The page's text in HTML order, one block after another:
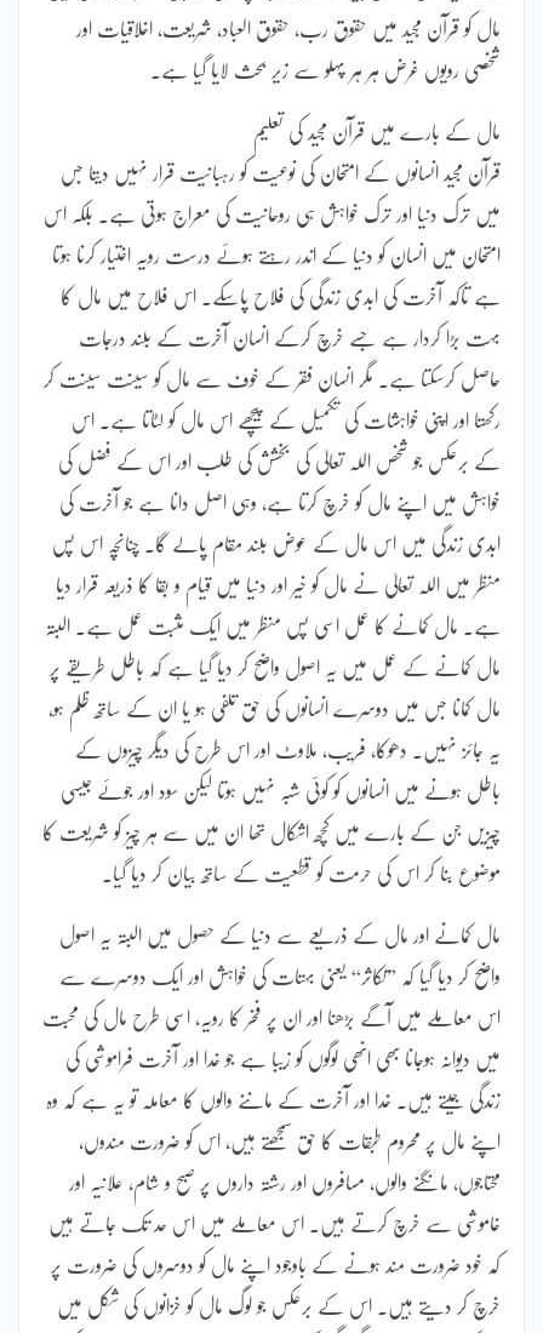
مال کو قرآن مجید میں حقوق رب، حقوق العباد، شریعت، اخلاقیات اور
شخصی رویوں غرض ہر ہر پہلو سے زیر بحث لایا گیا ہے۔
مال کے بارے میں قرآن مجید کی تعلیم
قرآن مجید انسانوں کے امتحان کی نوعیت کو رہبانیت قرار نہیں دیتا جس
میں ترک دنیا اور ترک خواہش ہی روحانیت کی معراج ہوتی ہے۔ بلکہ اس
امتحان میں انسان کو دنیا کے اندر رہتے ہوئے درست رویہ اختیار کرنا ہوتا
ہے تاکہ آخرت کی ابدی زندگی کی فلاح پاسکے۔ اس فلاح میں مال کا
بہت بڑا کردار ہے جسے خرچ کرکے انسان آخرت کے بلند درجات
حاصل کرسکتا ہے۔ مگر انسان فقر کے خوف سے مال کو سینت سینت کر
رکھتا اور اپنی خواہشات کی تکمیل کے پیچھے اس مال کو لٹاتا ہے۔ اس
کے برعکس جو شخص اللہ تعالیٰ کی بخشش کی طلب اور اس کے فضل کی
خواہش میں اپنے مال کو خرچ کرتا ہے، وہی اصل دانا ہے جو آخرت کی
ابدی زندگی میں اس مال کے عوض بلند مقام پالے گا۔ چنانچہ اس پس
منظر میں اللہ تعالیٰ نے مال کو خیر اور دنیا میں قیام و بقا کا ذریعہ قرار دیا
ہے۔ مال کمانے کا عمل اسی پس منظر میں ایک مثبت عمل ہے۔ البتہ
مال کمانے کے عمل میں یہ اصول واضح کر دیا گیا ہے کہ باطل طریقے پر
مال کمانا جس میں دوسرے انسانوں کی حق تلفی ہو یا ان کے ساتھ ظلم ہو،
یہ جائز نہیں۔ دھوکا، فریب، ملاوٹ اور اس طرح کی دیگر چیزوں کے
باطل ہونے میں انسانوں کو کوئی شبہ نہیں ہوتا لیکن سود اور جوئے جیسی
چیزیں جن کے بارے میں کچھ اشکال تھا ان میں سے ہر چیز کو شریعت کا
موضوع بنا کر اس کی حرمت کو قطعیت کے ساتھ بیان کر دیا گیا۔
مال کمانے اور مال کے ذریعے سے دنیا کے حصول میں البتہ یہ اصول
واضح کر دیا گیا کہ ”تکاثر“ یعنی بہتات کی خواہش اور ایک دوسرے سے
اس معاملے میں آگے بڑھنا اور ان پر فخر کا رویہ، اسی طرح مال کی محبت
میں دیوانہ ہوجانا بھی انھی لوگوں کو زیبا ہے جو خدا اور آخرت فراموشی کی
زندگی جیتے ہیں۔ خدا اور آخرت کے ماننے والوں کا معاملہ تو یہ ہے کہ وہ
اپنے مال پر محروم طبقات کا حق سمجھتے ہیں، اس کو ضرورت مندوں،
محتاجوں، مانگنے والوں، مسافروں اور رشتہ داروں پر صبح و شام، علانیہ اور
خاموشی سے خرچ کرتے ہیں۔ اس معاملے میں اس حد تک جاتے ہیں
کہ خود ضرورت مند ہونے کے باوجود اپنے مال کو دوسروں کی ضرورت پر
خرچ کر دیتے ہیں۔ اس کے برعکس جو لوگ مال کو خزانوں کی شکل میں